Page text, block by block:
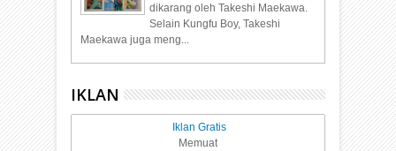
dikarang oleh Takeshi Maekawa.
Selain Kungfu Boy, Takeshi
Maekawa juga meng...
IKLAN
Iklan Gratis
Memuat